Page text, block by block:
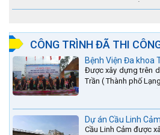
CÔNG TRÌNH ĐÃ THI
Bệnh Viện Đa khoa
Được xây dựng trên
Trần ( Thành phố
Dự án Cầu Linh
Cầu Linh Cảm được